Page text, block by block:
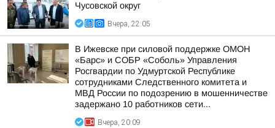
Чусовской округ
Вчера, 22:05
В Ижевске при силовой поддержке ОМОН
«Барс» и СОБР «Соболь» Управления
Росгвардии по Удмуртской Республике
сотрудниками Следственного комитета и
МВД России по подозрению в мошенничестве
задержано 10 работников сети...
Вчера, 20:09